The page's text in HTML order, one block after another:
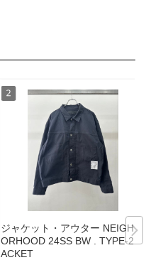
ジャケット・アウター NEIGHB
ORHOOD 24SS BW . TYPE-2 J
ACKET